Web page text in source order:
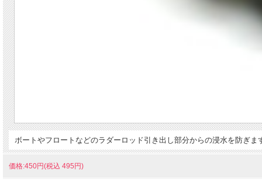
ボートやフロートなどのラダーロッド引き出し部分からの浸水を防ぎま
価格:450円(税込 495円)